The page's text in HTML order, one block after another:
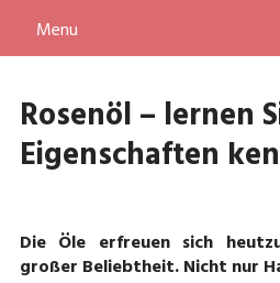
Menu
Rosenöl – lernen
Eigenschaften
Die Öle erfreuen sich
großer Beliebtheit. Nicht nur